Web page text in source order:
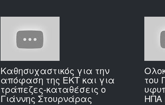
Καθησυχαστικός για την
απόφαση της ΕΚΤ και για
τράπεζες-καταθέσεις ο
Γιάννης Στουρνάρας
του
ΗΠΑ